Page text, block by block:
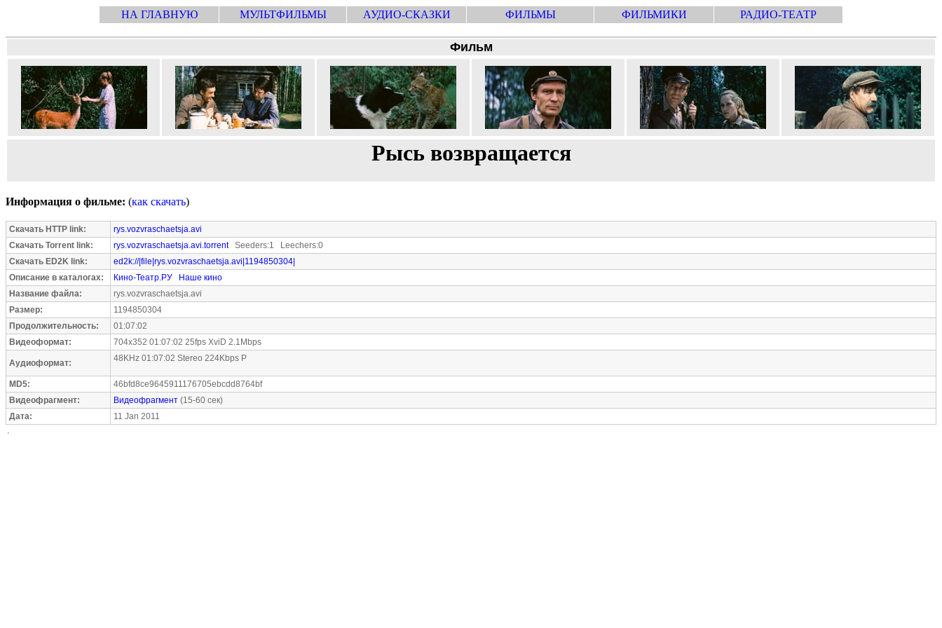
НА ГЛАВНУЮ МУЛЬТФИЛЬМЫ АУДИО-СКАЗКИ ФИЛЬМЫ ФИЛЬМИКИ РАДИО-ТЕАТР
Фильм
Рысь возвращается
Информация о фильме: (как скачать)
Скачать HTTP link:
rys.vozvraschaetsja.avi
Скачать Torrent link:
rys.vozvraschaetsja.avi.torrentSeeders:1 Leechers:0
Скачать ED2K link:
ed2k://|file|rys.vozvraschaetsja.avi|1194850304|
Описание в каталогах:
Кино-Театр.РУ
Наше кино
Название файла:
rys.vozvraschaetsja.avi
Размер:
1194850304
Продолжительность:
01:07:02
Видеоформат:
704x352 01:07:02 25fps XviD 2.1Mbps
Аудиоформат: 48KHz 01:07:02 Stereo 224Kbps P
MD5:
46bfd8ce9645911176705ebcdd8764bf
Видеофрагмент:
Видеофрагмент (15-60 сек)
Дата:
11 Jan 2011